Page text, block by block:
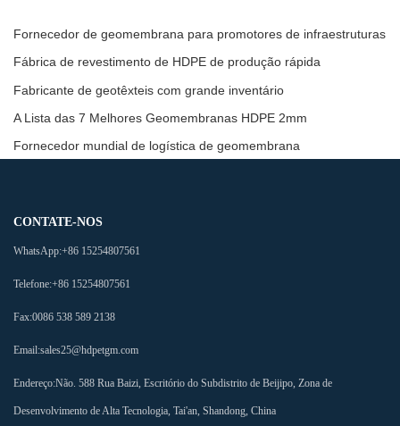
Fornecedor de geomembrana para promotores de infraestruturas
Fábrica de revestimento de HDPE de produção rápida
Fabricante de geotêxteis com grande inventário
A Lista das 7 Melhores Geomembranas HDPE 2mm
Fornecedor mundial de logística de geomembrana
CONTATE-NOS
WhatsApp:+86 15254807561
Telefone:+86 15254807561
Fax:0086 538 589 2138
Email:sales25@hdpetgm.com
Endereço:Não. 588 Rua Baizi, Escritório do Subdistrito de Beijipo, Zona de
Desenvolvimento de Alta Tecnologia, Tai'an, Shandong, China